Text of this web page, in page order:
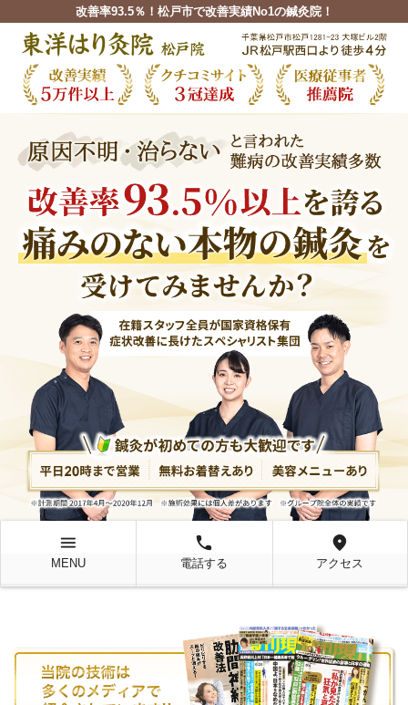
改善率93.5％！松戸市で改善実績No1の鍼灸院！
menu
MENU
local_phone
電話する
location_on
アクセス